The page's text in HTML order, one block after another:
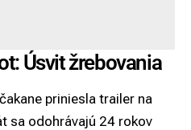
Úsvit žrebovania
priniesla trailer na
sa odohrávajú 24 rokov